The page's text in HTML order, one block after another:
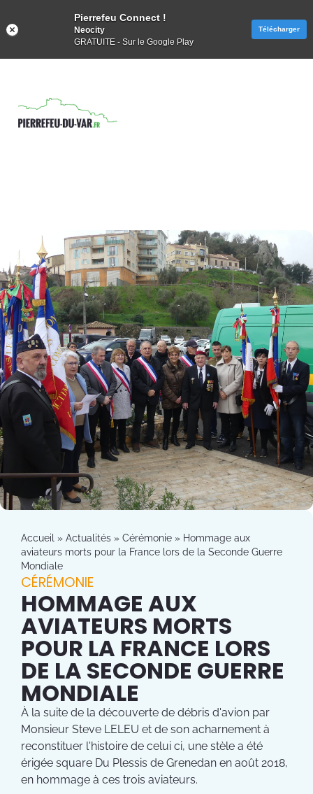
Accueil » Actualités » Cérémonie » Hommage aux
aviateurs morts pour la France lors de la Seconde Guerre
Mondiale
CÉRÉMONIE
HOMMAGE AUX
AVIATEURS MORTS
POUR LA FRANCE LORS
DE LA SECONDE GUERRE
MONDIALE
À la suite de la découverte de débris d'avion par
Monsieur Steve LELEU et de son acharnement à
reconstituer l'histoire de celui ci, une stèle a été
érigée square Du Plessis de Grenedan en août 2018,
en hommage à ces trois aviateurs.
Pierrefeu Connect !
Neocity
GRATUITE - Sur le Google Play
Télécharger